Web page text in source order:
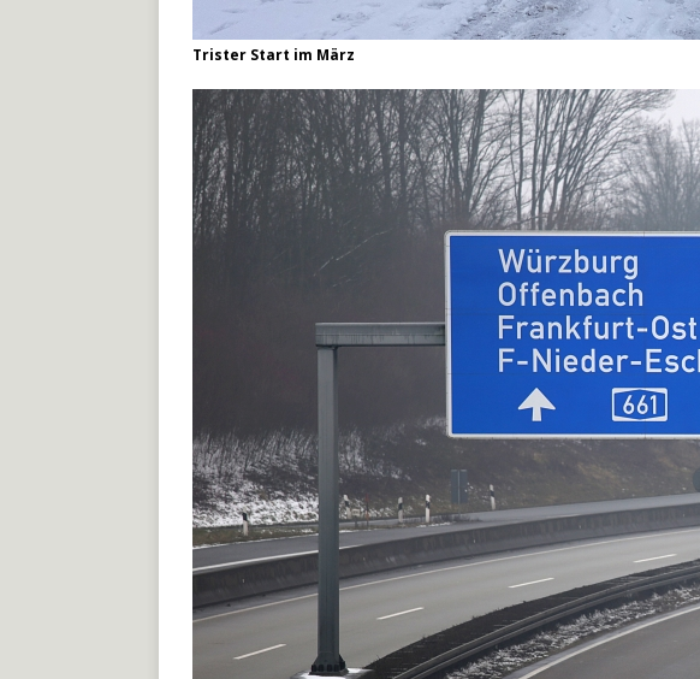
Trister Start im März